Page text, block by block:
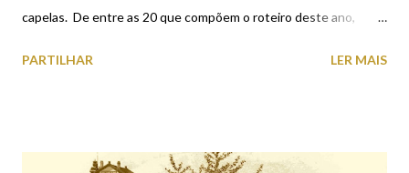
capelas. De entre as 20 que compõem o roteiro deste ano,
da Câmara Municipal), do Museu Municipal, de Nossa Senhora da
havendo mesmo uma “competição” saudável entre eles para ver
PARTILHAR LER MAIS